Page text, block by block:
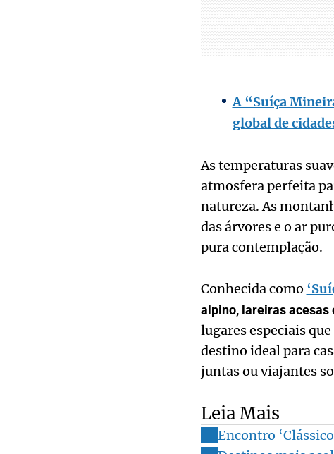
A “Suíça
global de
As temperaturas
atmosfera perfeita
natureza. As
das árvores e o ar
pura contemplação.
Conhecida como
alpino, lareiras acesas
lugares especiais
destino ideal para
juntas ou viajantes
Leia Mais
Encontro